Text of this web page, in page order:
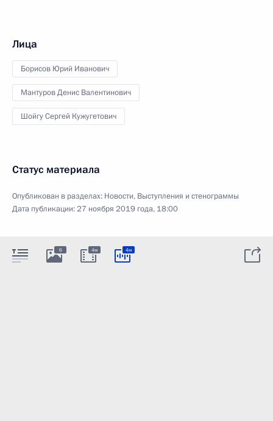
Лица
Борисов Юрий Иванович
Мантуров Денис Валентинович
Шойгу Сергей Кужугетович
Статус материала
Опубликован в разделах: Новости, Выступления и стенограммы
Дата публикации:27 ноября 2019 года, 18:00
6 4м 4м